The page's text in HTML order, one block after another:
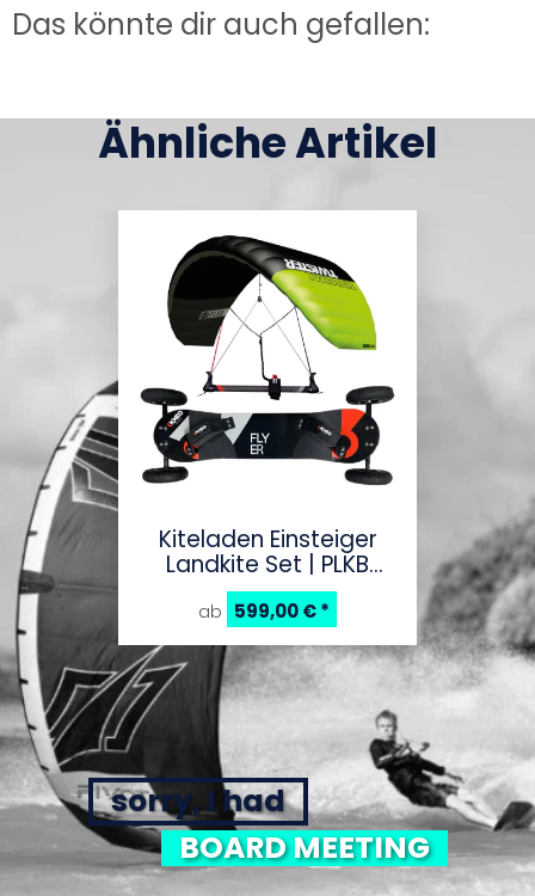
Das könnte dir auch gefallen:
Ähnliche Artikel
Kiteladen Einsteiger
Landkite Set | PLKB
Twister Powerkite +
Kheo Flyer ATB
ab 599,00 €*
sorry, I had
BOARD MEETING